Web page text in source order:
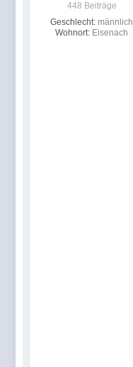
448 Beiträge
Geschlecht: männlich
Wohnort: Eisenach